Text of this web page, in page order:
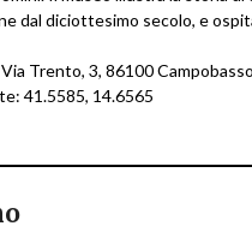
dal diciottesimo secolo, e
Trento, 3, 86100
41.5585, 14.6565